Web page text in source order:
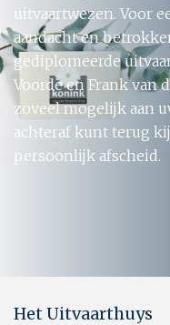
uitvaartwezen. Voor
aandacht en
gediplomeerde
Voorde en Frank van
zoveel mogelijk aan
achteraf kunt terug
persoonlijk afscheid.
Het Uitvaarthuys